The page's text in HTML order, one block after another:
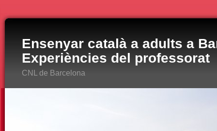
Ensenyar català a adults a
Experiències del professorat
CNL de Barcelona